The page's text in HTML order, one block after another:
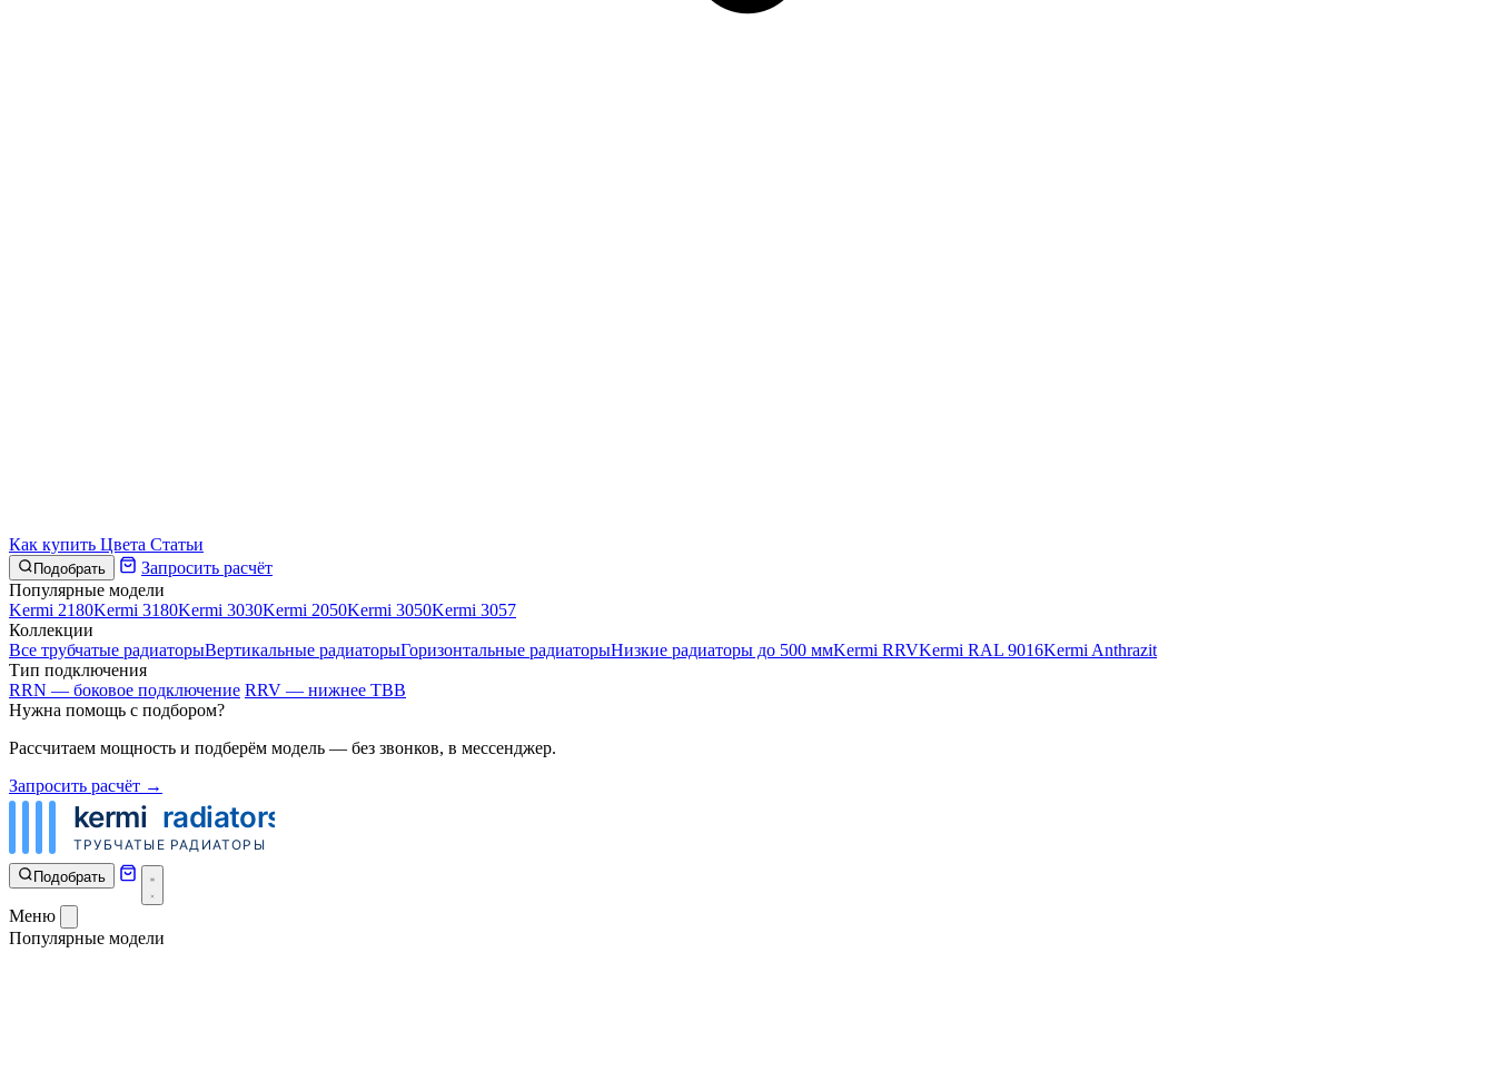
Как купить Цвета Статьи
Подобрать
Запросить расчёт
Популярные модели
Kermi 2180Kermi 3180Kermi 3030Kermi 2050Kermi 3050Kermi 3057
Коллекции
Все трубчатые радиаторыВертикальные радиаторыГоризонтальные радиаторыНизкие радиаторы до 500 ммKermi RRVKermi RAL 9016Kermi Anthrazit
Тип подключения
RRN — боковое подключение RRV — нижнее ТВВ
Нужна помощь с подбором?
Рассчитаем мощность и подберём модель — без звонков, в мессенджер.
Запросить расчёт →
Подобрать
Меню
Популярные модели